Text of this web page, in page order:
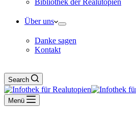
Bibliothek der Realutopien
Über uns
Danke sagen
Kontakt
Search
Menü